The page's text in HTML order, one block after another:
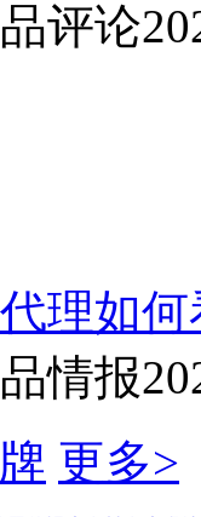
评论
理如
情报
更多>